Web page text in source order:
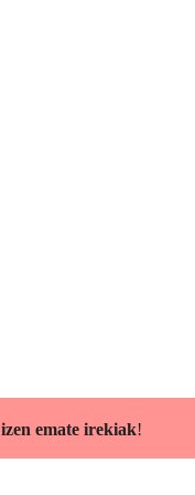
izen emate irekiak!